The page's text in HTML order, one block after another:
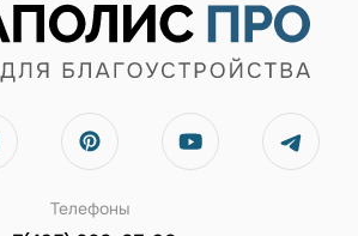
Телефоны